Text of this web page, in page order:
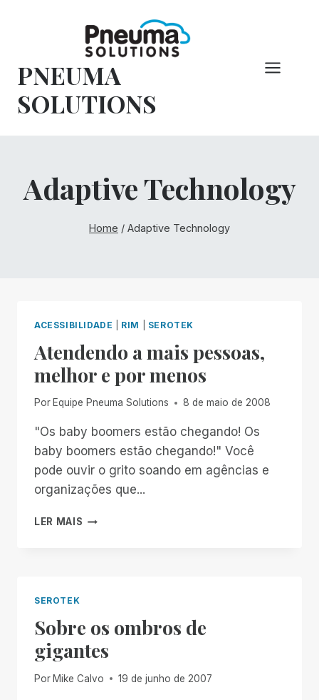
conteúdo
PNEUMA
SOLUTIONS
Adaptive Technology
Home / Adaptive Technology
ACESSIBILIDADE RIM SEROTEK
Atendendo a mais pessoas,
melhor e por menos
Por Equipe Pneuma Solutions 8 de maio de 2008
"Os baby boomers estão chegando! Os
baby boomers estão chegando!" Você
pode ouvir o grito soando em agências e
organizações que...
LER MAIS ATENDENDO
MENOS
SEROTEK
Sobre os ombros de
gigantes
Por Mike Calvo 19 de junho de 2007